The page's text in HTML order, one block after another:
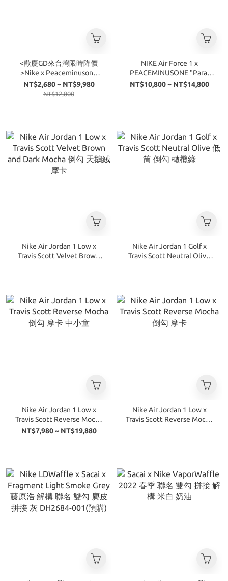
<歡慶GD來台灣限時降價
>Nike x Peaceminusone
Kwondo 1 GD 權志龍 雛菊 牛
津鞋 黑白
NT$2,680 ~ NT$9,980
NT$12,800
NIKE Air Force 1 x
PEACEMINUSONE "Para-
Noise" 3.0 權志龍 GD 聯名款
NT$10,800 ~ NT$14,800
Nike Air Jordan 1 Low x
Travis Scott Velvet Brown
Nike Air Jordan 1 Golf x
Travis Scott Neutral Olive
Nike Air Jordan 1 Low x
Travis Scott Reverse Mocha
倒勾 摩卡 中小童
NT$7,980 ~ NT$19,880
Nike Air Jordan 1 Low x
Travis Scott Reverse Mocha